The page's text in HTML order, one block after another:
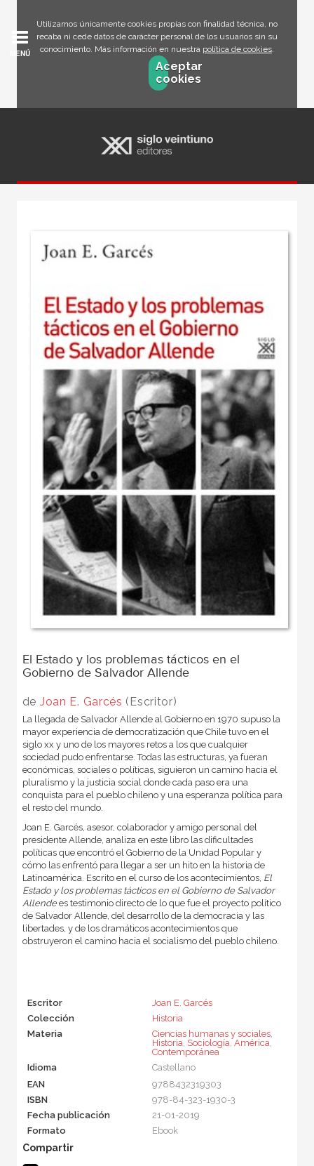
Utilizamos únicamente cookies propias con finalidad técnica, no
recaba ni cede datos de carácter personal de los usuarios sin su
conocimiento. Más información en nuestra política de cookies.
Aceptar
cookies
MENÚ
El Estado y los problemas tácticos en el
Gobierno de Salvador Allende
de Joan E. Garcés (Escritor)
La llegada de Salvador Allende al Gobierno en 1970 supuso la
mayor experiencia de democratización que Chile tuvo en el
siglo xx y uno de los mayores retos a los que cualquier
sociedad pudo enfrentarse. Todas las estructuras, ya fueran
económicas, sociales o políticas, siguieron un camino hacia el
pluralismo y la justicia social donde cada paso era una
conquista para el pueblo chileno y una esperanza política para
el resto del mundo.
Joan E. Garcés, asesor, colaborador y amigo personal del
presidente Allende, analiza en este libro las dificultades
políticas que encontró el Gobierno de la Unidad Popular y
cómo las enfrentó para llegar a ser un hito en la historia de
Latinoamérica. Escrito en el curso de los acontecimientos, El
Estado y los problemas tácticos en el Gobierno de Salvador
Allendees testimonio directo de lo que fue el proyecto político
de Salvador Allende, del desarrollo de la democracia y las
libertades, y de los dramáticos acontecimientos que
obstruyeron el camino hacia el socialismo del pueblo chileno.
Escritor
Joan E. Garcés
Colección
Historia
Materia
Ciencias humanas y sociales,
Historia, Sociología, América,
Contemporánea
Idioma
Castellano
EAN
9788432319303
ISBN
978-84-323-1930-3
Fecha publicación
21-01-2019
Formato
Ebook